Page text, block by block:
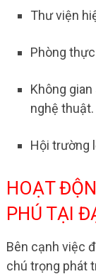
Thư viện
Phòng
Không
nghệ thuật.
Hội trường
HOẠT
PHÚ TẠI
Bên cạnh việc
chú trọng phát